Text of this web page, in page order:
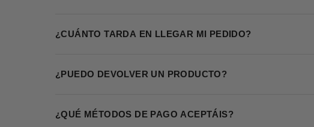
¿CUÁNTO TARDA EN LLEGAR MI PEDIDO?
¿PUEDO DEVOLVER UN PRODUCTO?
¿QUÉ MÉTODOS DE PAGO ACEPTÁIS?